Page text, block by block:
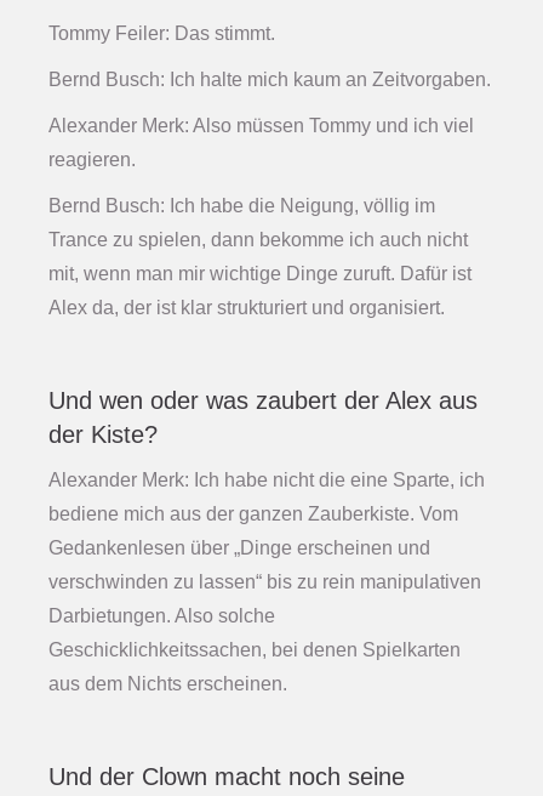
Tommy Feiler: Das stimmt.
Bernd Busch: Ich halte mich kaum an Zeitvorgaben.
Alexander Merk: Also müssen Tommy und ich viel
reagieren.
Bernd Busch: Ich habe die Neigung, völlig im
Trance zu spielen, dann bekomme ich auch nicht
mit, wenn man mir wichtige Dinge zuruft. Dafür ist
Alex da, der ist klar strukturiert und organisiert.
Und wen oder was zaubert der Alex aus
der Kiste?
Alexander Merk: Ich habe nicht die eine Sparte, ich
bediene mich aus der ganzen Zauberkiste. Vom
Gedankenlesen über „Dinge erscheinen und
verschwinden zu lassen“ bis zu rein manipulativen
Darbietungen. Also solche
Geschicklichkeitssachen, bei denen Spielkarten
aus dem Nichts erscheinen.
Und der Clown macht noch seine